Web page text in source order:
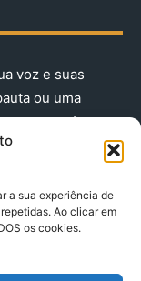
a sua experiência de
Ao clicar em
os cookies.
voz e suas
ou uma
nos agora!